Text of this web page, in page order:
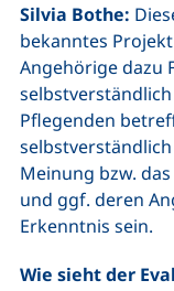
Silvia Bothe:
bekanntes
Angehörige dazu
Pflegenden
Meinung bzw.
und ggf. deren
Erkenntnis sein.
Wie sieht der